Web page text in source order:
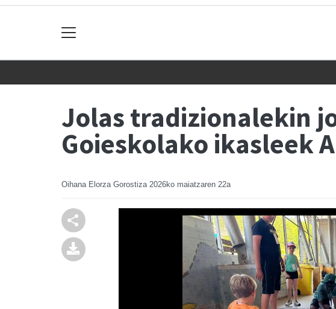
Jolas tradizionalekin
Goieskolako ikasleek
Oihana Elorza Gorostiza 2026ko maiatzaren 22a